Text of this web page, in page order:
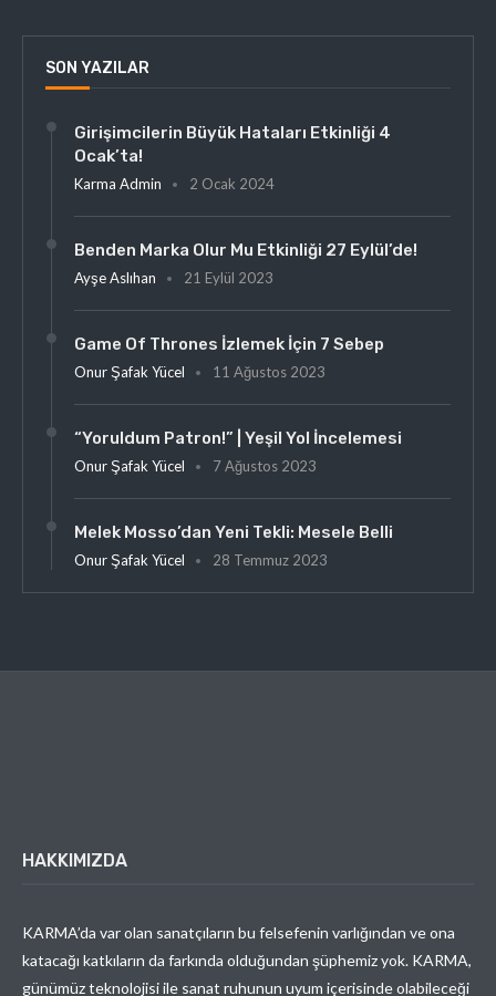
SON YAZILAR
Girişimcilerin Büyük Hataları Etkinliği 4
Ocak’ta!
Karma Admin 2 Ocak 2024
Benden Marka Olur Mu Etkinliği 27 Eylül’de!
Ayşe Aslıhan 21 Eylül 2023
Game Of Thrones İzlemek İçin 7 Sebep
Onur Şafak Yücel 11 Ağustos 2023
“Yoruldum Patron!” | Yeşil Yol İncelemesi
Onur Şafak Yücel 7 Ağustos 2023
Melek Mosso’dan Yeni Tekli: Mesele Belli
Onur Şafak Yücel 28 Temmuz 2023
HAKKIMIZDA
KARMA’da var olan sanatçıların bu felsefenin varlığından ve ona
katacağı katkıların da farkında olduğundan şüphemiz yok. KARMA,
günümüz teknolojisi ile sanat ruhunun uyum içerisinde olabileceği